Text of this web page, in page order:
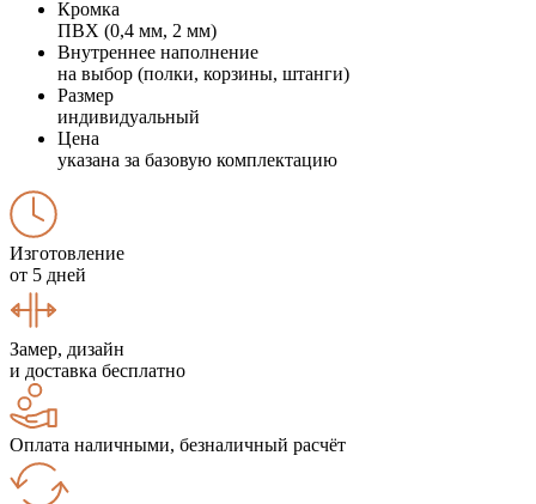
Кромка
ПВХ (0,4 мм, 2 мм)
Внутреннее наполнение
на выбор (полки, корзины, штанги)
Размер
индивидуальный
Цена
указана за базовую комплектацию
Изготовление
от 5 дней
Замер, дизайн
и доставка бесплатно
Оплата наличными, безналичный расчёт